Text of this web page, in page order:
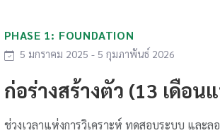
PHASE 1: FOUNDATION
5 มกราคม 2025 - 5 กุมภาพันธ์ 2026
ก่อร่างสร้างตัว (13 เดือน
ช่วงเวลาแห่งการวิเคราะห์ ทดสอบระบบ และ